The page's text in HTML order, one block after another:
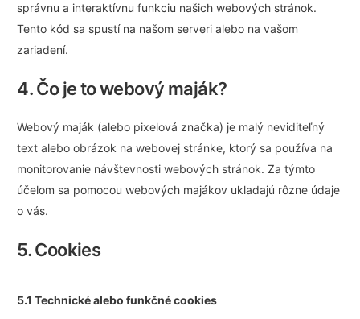
správnu a interaktívnu funkciu našich webových stránok.
Tento kód sa spustí na našom serveri alebo na vašom
zariadení.
4. Čo je to webový maják?
Webový maják (alebo pixelová značka) je malý neviditeľný
text alebo obrázok na webovej stránke, ktorý sa používa na
monitorovanie návštevnosti webových stránok. Za týmto
účelom sa pomocou webových majákov ukladajú rôzne údaje
o vás.
5. Cookies
5.1 Technické alebo funkčné cookies